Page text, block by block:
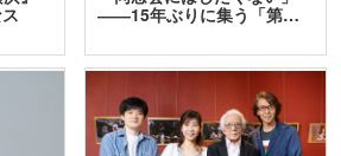
――15年ぶりに集う「第…